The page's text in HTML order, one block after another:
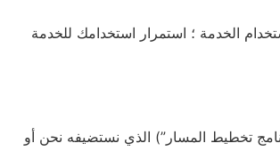
الخدمة ؛ استمرار استخدامك للخدمة
تخطيط المسار”) الذي نستضيفه نحن أو